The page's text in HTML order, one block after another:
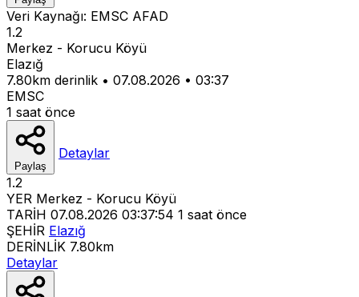
Veri Kaynağı: EMSC AFAD
1.2
Merkez - Korucu Köyü
Elazığ
7.80km derinlik • 07.08.2026 • 03:37
EMSC
1 saat önce
Paylaş
Detaylar
1.2
YER Merkez - Korucu Köyü
TARİH 07.08.2026 03:37:54 1 saat önce
ŞEHİR Elazığ
DERİNLİK 7.80km
Detaylar